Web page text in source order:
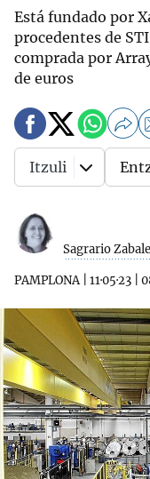
Está fundado por
procedentes de
comprada por
de euros
Sagrario
PAMPLONA| 11·05·23
Itzuli